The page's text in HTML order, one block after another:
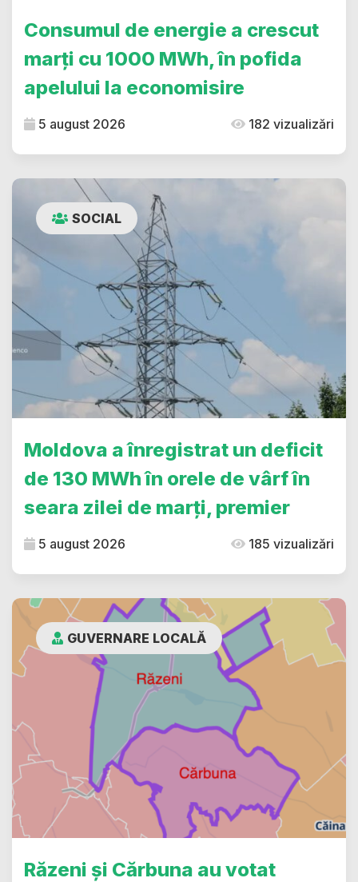
Consumul de energie a crescut
marți cu 1000 MWh, în pofida
apelului la economisire
5 august 2026 182 vizualizări
SOCIAL
Moldova a înregistrat un deficit
de 130 MWh în orele de vârf în
seara zilei de marți, premier
5 august 2026 185 vizualizări
GUVERNARE LOCALĂ
Răzeni și Cărbuna au votat